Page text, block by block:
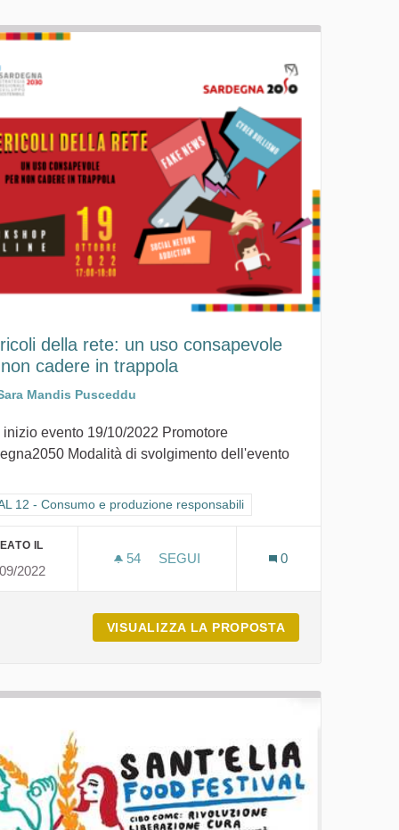
della rete: un uso consapevole
cadere in trappola
Mandis Pusceddu
inizio evento 19/10/2022 Promotore
Modalità di svolgimento dell'evento
i risultati per categoria: GOAL 12 - Consumo e produzione
12 - Consumo e produzione responsabili
IL
2022
54 54 SOSTENITORI
SEGUI
0
VISUALIZZA LA PROPOSTA